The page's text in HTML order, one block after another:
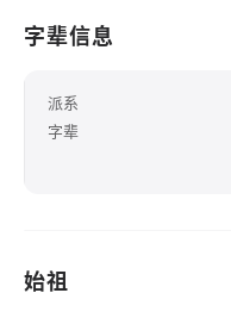
字辈信息
派系
字辈
始祖